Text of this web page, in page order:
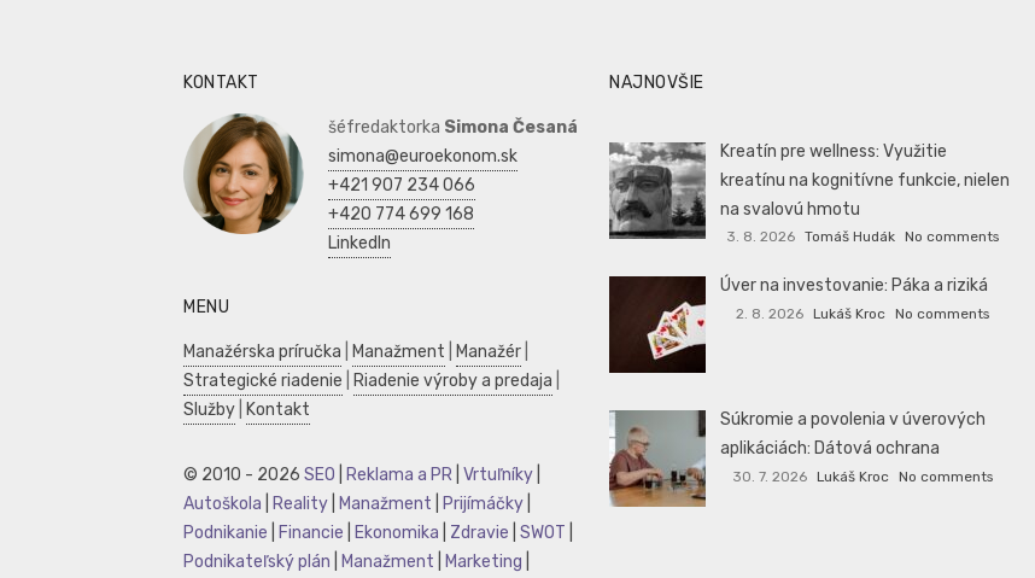
KONTAKT
šéfredaktorka Simona Česaná
simona@euroekonom.sk
+421 907 234 066
+420 774 699 168
LinkedIn
MENU
Manažérska príručka Manažment Manažér
Strategické riadenie
Riadenie výroby a predaja
Služby
Kontakt
© 2010 - 2026 SEO Reklama a PR Vrtuľníky
Autoškola
Reality Manažment Prijímáčky
Podnikanie
Financie Ekonomika Zdravie SWOT
Podnikateľský plán
Manažment Marketing
NAJNOVŠIE
Kreatín pre wellness: Využitie
kreatínu na kognitívne funkcie, nielen
na svalovú hmotu
3. 8. 2026 Tomáš Hudák No comments
Úver na investovanie: Páka a riziká
2. 8. 2026 Lukáš Kroc No comments
Súkromie a povolenia v úverových
aplikáciách: Dátová ochrana
30. 7. 2026 Lukáš Kroc No comments